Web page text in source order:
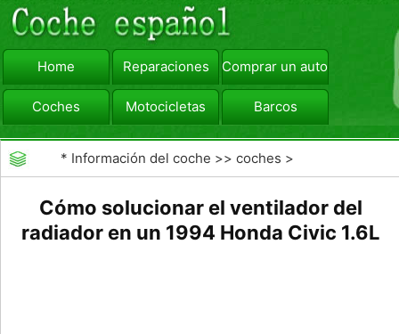
Home Reparaciones Comprar un automóvil
Coches Motocicletas Barcos
viajar Camiones
* Información del coche >>coches >
Cómo solucionar el ventilador del
radiador en un 1994 Honda Civic 1.6L